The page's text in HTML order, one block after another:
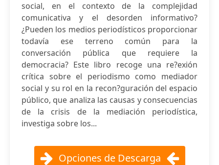
social, en el contexto de la complejidad
comunicativa y el desorden informativo?
¿Pueden los medios periodísticos proporcionar
todavía ese terreno común para la
conversación pública que requiere la
democracia? Este libro recoge una re?exión
crítica sobre el periodismo como mediador
social y su rol en la recon?guración del espacio
público, que analiza las causas y consecuencias
de la crisis de la mediación periodística,
investiga sobre los...
Opciones de Descarga